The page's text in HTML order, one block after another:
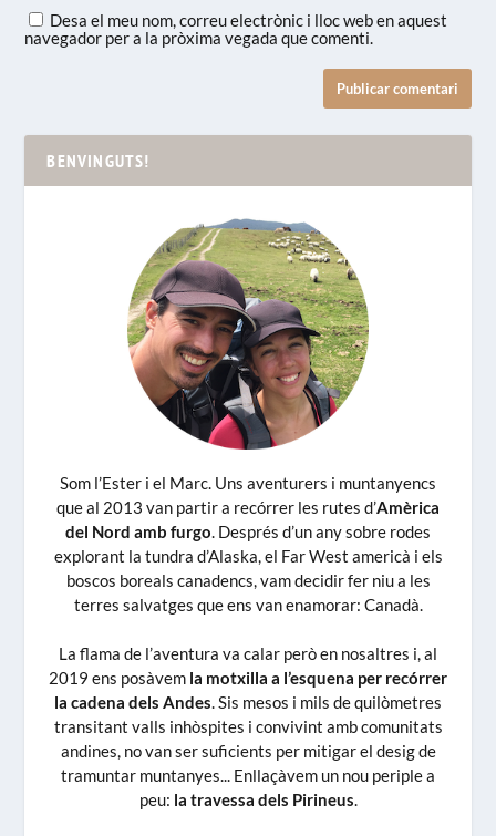
Desa el meu nom, correu electrònic i lloc web en aquest
navegador per a la pròxima vegada que comenti.
BENVINGUTS!
Som l’Ester i el Marc. Uns aventurers i muntanyencs
que al 2013 van partir a recórrer les rutes d’Amèrica
del Nord amb furgo. Després d’un any sobre rodes
explorant la tundra d’Alaska, el Far West americà i els
boscos boreals canadencs, vam decidir fer niu a les
terres salvatges que ens van enamorar: Canadà.
La flama de l’aventura va calar però en nosaltres i, al
2019 ens posàvem la motxilla a l’esquena per recórrer
la cadena dels Andes. Sis mesos i mils de quilòmetres
transitant valls inhòspites i convivint amb comunitats
andines, no van ser suficients per mitigar el desig de
tramuntar muntanyes... Enllaçàvem un nou periple a
peu: la travessa dels Pirineus.